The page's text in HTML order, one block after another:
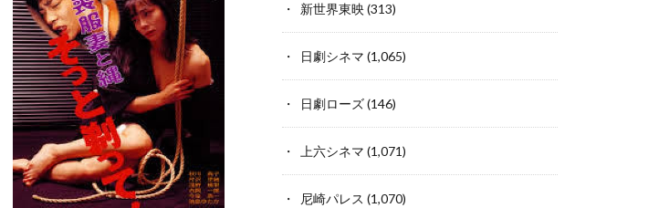
新世界東映(313)
日劇シネマ (1,065)
日劇ローズ(146)
上六シネマ (1,071)
尼崎パレス (1,070)